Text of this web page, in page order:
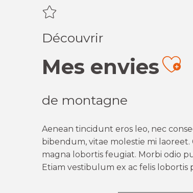
Découvrir
Mes envies
de montagne
Aenean tincidunt eros leo, nec
bibendum, vitae molestie mi
magna lobortis feugiat. Morbi odio
Etiam vestibulum ex ac felis lobortis